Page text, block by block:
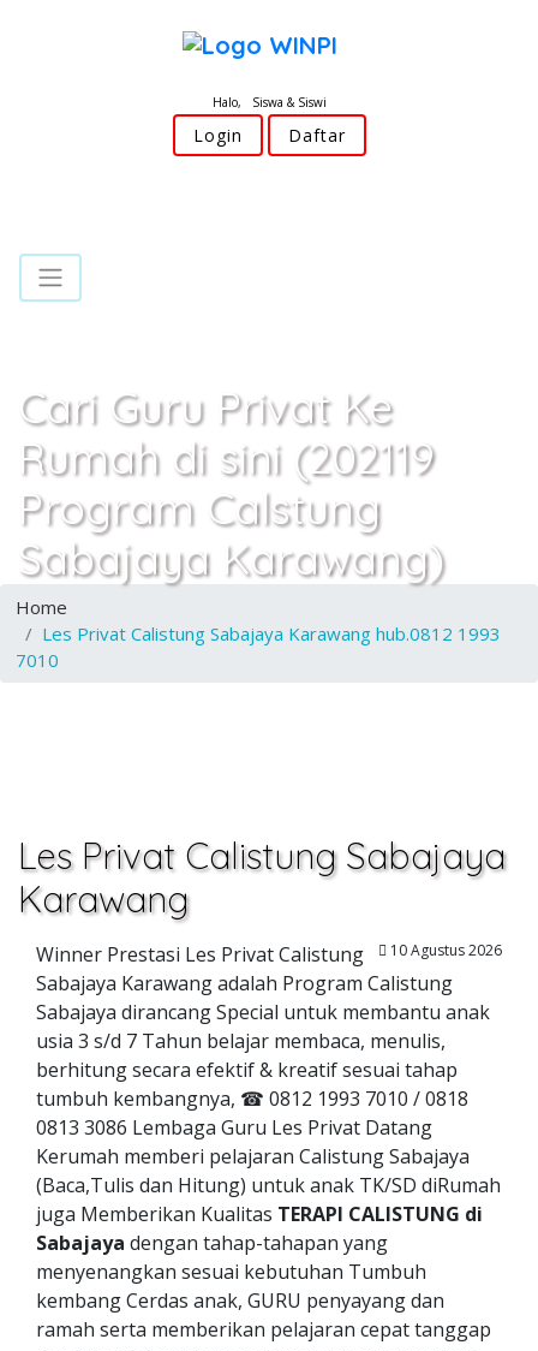
Halo, Siswa & Siswi
Login Daftar
Cari Guru Privat Ke
Rumah di sini (202119
Program Calstung
Sabajaya Karawang)
Home
Les Privat Calistung Sabajaya Karawang hub.0812 1993
7010
Les Privat Calistung Sabajaya
Karawang
10 Agustus 2026
Winner Prestasi Les Privat Calistung
Sabajaya Karawang adalah Program Calistung
Sabajaya dirancang Special untuk membantu anak
usia 3 s/d 7 Tahun belajar membaca, menulis,
berhitung secara efektif & kreatif sesuai tahap
tumbuh kembangnya, ☎ 0812 1993 7010 / 0818
0813 3086 Lembaga Guru Les Privat Datang
Kerumah memberi pelajaran Calistung Sabajaya
(Baca,Tulis dan Hitung) untuk anak TK/SD diRumah
juga Memberikan Kualitas TERAPI CALISTUNG di
Sabajaya dengan tahap-tahapan yang
menyenangkan sesuai kebutuhan Tumbuh
kembang Cerdas anak, GURU penyayang dan
ramah serta memberikan pelajaran cepat tanggap